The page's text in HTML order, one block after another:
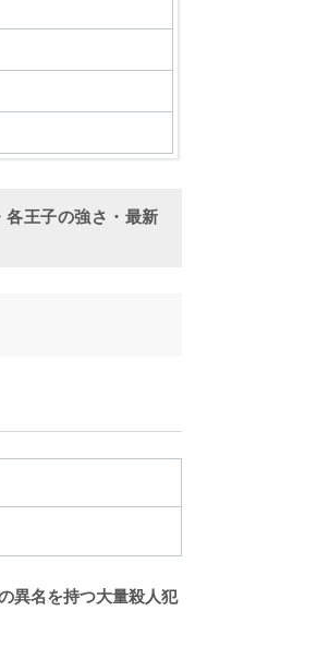
かされる
各王子の強さ・最新
異名を持つ大量殺人犯